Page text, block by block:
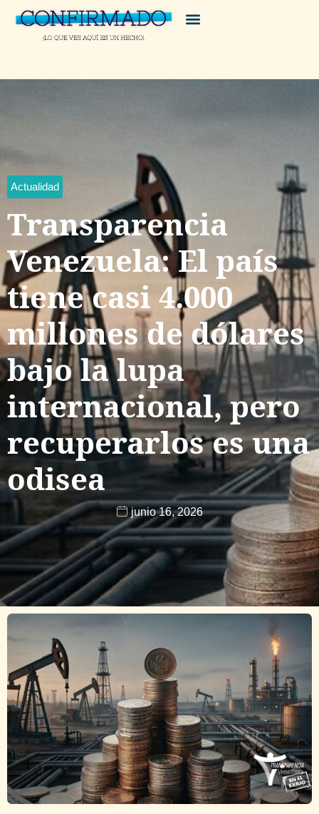
Actualidad
Transparencia
Venezuela: El país
tiene casi 4.000
millones de dólares
bajo la lupa
internacional, pero
recuperarlos es una
odisea
junio 16, 2026